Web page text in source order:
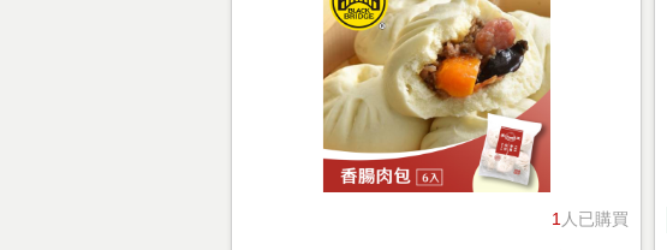
1 人已購買